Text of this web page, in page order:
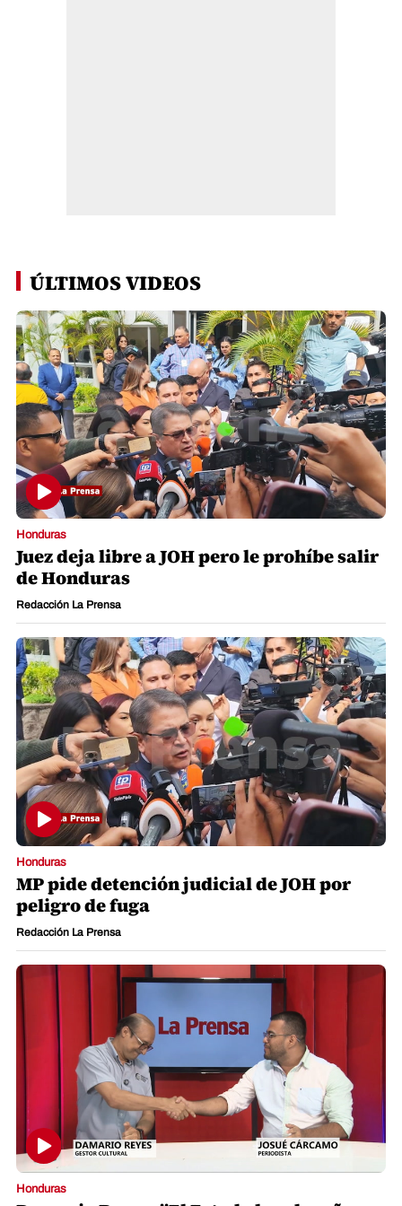
ÚLTIMOS VIDEOS
Honduras
Juez deja libre a JOH pero le prohíbe salir
de Honduras
Redacción La Prensa
Honduras
MP pide detención judicial de JOH por
peligro de fuga
Redacción La Prensa
Honduras